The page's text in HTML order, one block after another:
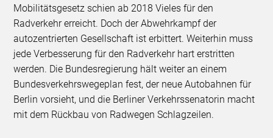
Mobilitätsgesetz schien ab 2018 Vieles für den
Radverkehr erreicht. Doch der Abwehrkampf der
autozentrierten Gesellschaft ist erbittert. Weiterhin muss
jede Verbesserung für den Radverkehr hart erstritten
werden. Die Bundesregierung hält weiter an einem
Bundesverkehrswegeplan fest, der neue Autobahnen für
Berlin vorsieht, und die Berliner Verkehrssenatorin macht
mit dem Rückbau von Radwegen Schlagzeilen.